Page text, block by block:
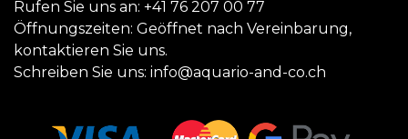
Rufen Sie uns an: +41 76 207 00 77
Öffnungszeiten: Geöffnet nach Vereinbarung,
kontaktieren Sie uns.
Schreiben Sie uns: info@aquario-and-co.ch